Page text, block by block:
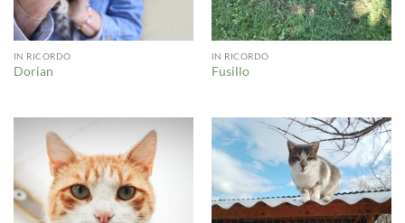
IN RICORDO
Dorian
IN RICORDO
Fusillo